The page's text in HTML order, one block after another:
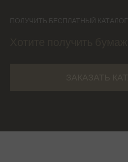
ПОЛУЧИТЬ БЕСПЛАТНЫЙ КАТАЛОГ